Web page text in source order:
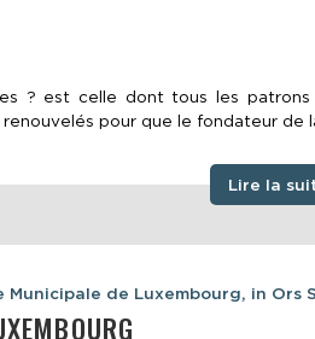
? est celle dont tous les
pour que le fondateur de
Lire la
de Luxembourg, in Ors